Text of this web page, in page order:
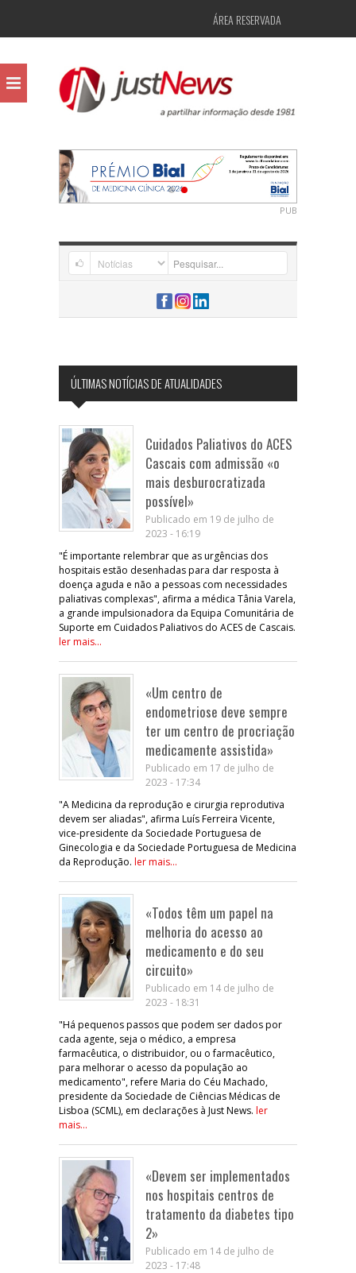
ÁREA RESERVADA
PUB
ÚLTIMAS NOTÍCIAS DE ATUALIDADES
Cuidados Paliativos do ACES
Cascais com admissão «o
mais desburocratizada
possível»
Publicado em 19 de julho de
2023 - 16:19
"É importante relembrar que as urgências dos
hospitais estão desenhadas para dar resposta à
doença aguda e não a pessoas com necessidades
paliativas complexas", afirma a médica Tânia Varela,
a grande impulsionadora da Equipa Comunitária de
Suporte em Cuidados Paliativos do ACES de Cascais.
ler mais...
«Um centro de
endometriose deve sempre
ter um centro de procriação
medicamente assistida»
Publicado em 17 de julho de
2023 - 17:34
"A Medicina da reprodução e cirurgia reprodutiva
devem ser aliadas", afirma Luís Ferreira Vicente,
vice-presidente da Sociedade Portuguesa de
Ginecologia e da Sociedade Portuguesa de Medicina
da Reprodução. ler mais...
«Todos têm um papel na
melhoria do acesso ao
medicamento e do seu
circuito»
Publicado em 14 de julho de
2023 - 18:31
"Há pequenos passos que podem ser dados por
cada agente, seja o médico, a empresa
farmacêutica, o distribuidor, ou o farmacêutico,
para melhorar o acesso da população ao
medicamento", refere Maria do Céu Machado,
presidente da Sociedade de Ciências Médicas de
Lisboa (SCML), em declarações à Just News. ler
mais...
«Devem ser implementados
nos hospitais centros de
tratamento da diabetes tipo
2»
Publicado em 14 de julho de
2023 - 17:48